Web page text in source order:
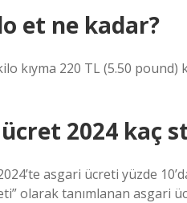
et ne kadar?
kıyma 220 TL (5.50 pound)
2024 kaç
asgari ücreti yüzde
olarak tanımlanan asgari